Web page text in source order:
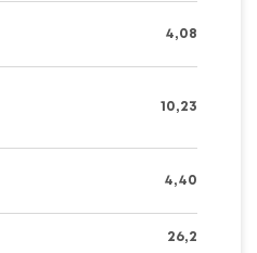
4,08
10,23
4,40
26,2